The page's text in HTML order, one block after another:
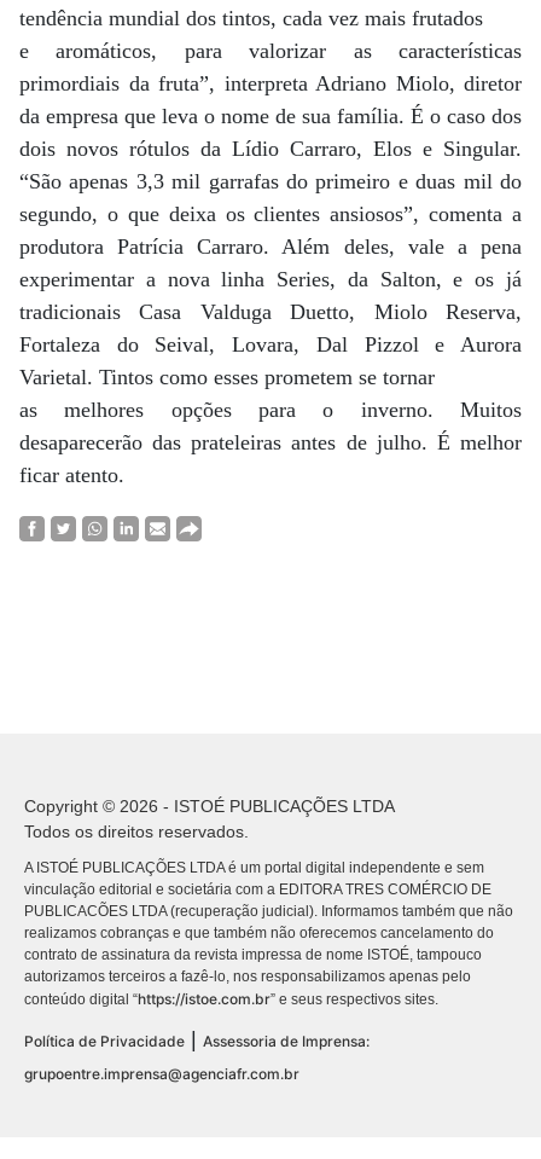
tendência mundial dos tintos, cada vez mais frutados
e aromáticos, para valorizar as características
primordiais da fruta”, interpreta Adriano Miolo, diretor
da empresa que leva o nome de sua família. É o caso dos
dois novos rótulos da Lídio Carraro, Elos e Singular.
“São apenas 3,3 mil garrafas do primeiro e duas mil do
segundo, o que deixa os clientes ansiosos”, comenta a
produtora Patrícia Carraro. Além deles, vale a pena
experimentar a nova linha Series, da Salton, e os já
tradicionais Casa Valduga Duetto, Miolo Reserva,
Fortaleza do Seival, Lovara, Dal Pizzol e Aurora
Varietal. Tintos como esses prometem se tornar
as melhores opções para o inverno. Muitos
desaparecerão das prateleiras antes de julho. É melhor
ficar atento.
Copyright © 2026 - ISTOÉ PUBLICAÇÕES LTDA
Todos os direitos reservados.
A ISTOÉ PUBLICAÇÕES LTDA é um portal digital independente e sem
vinculação editorial e societária com a EDITORA TRES COMÉRCIO DE
PUBLICACÕES LTDA (recuperação judicial). Informamos também que não
realizamos cobranças e que também não oferecemos cancelamento do
contrato de assinatura da revista impressa de nome ISTOÉ, tampouco
autorizamos terceiros a fazê-lo, nos responsabilizamos apenas pelo
conteúdo digital “https://istoe.com.br” e seus respectivos sites.
Política de Privacidade
Assessoria de Imprensa:
grupoentre.imprensa@agenciafr.com.br